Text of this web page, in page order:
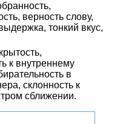
верность слову,
тонкий вкус,
к внутреннему
в
склонность к
сближении.